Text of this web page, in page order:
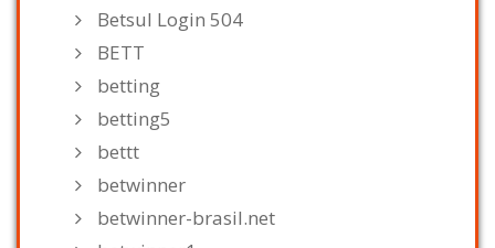
Betsul Login 504
BETT
betting
betting5
bettt
betwinner
betwinner-brasil.net